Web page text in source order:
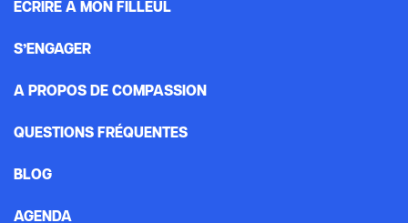
ECRIRE À MON FILLEUL
S’ENGAGER
A PROPOS DE COMPASSION
QUESTIONS FRÉQUENTES
BLOG
AGENDA